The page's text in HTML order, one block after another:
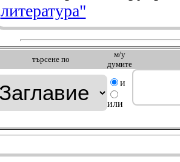
литература"
търсeне по
м/у
думите
и
или